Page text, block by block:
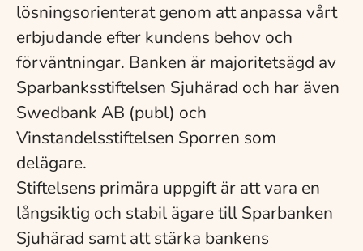
lösningsorienterat genom att anpassa vårt
erbjudande efter kundens behov och
förväntningar. Banken är majoritetsägd av
Sparbanksstiftelsen Sjuhärad och har även
Swedbank AB (publ) och
Vinstandelsstiftelsen Sporren som
delägare.
Stiftelsens primära uppgift är att vara en
långsiktig och stabil ägare till Sparbanken
Sjuhärad samt att stärka bankens